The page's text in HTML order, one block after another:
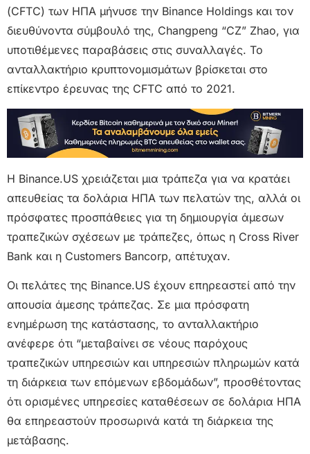
(CFTC) των ΗΠΑ μήνυσε την Binance Holdings και τον
διευθύνοντα σύμβουλό της, Changpeng “CZ” Zhao, για
υποτιθέμενες παραβάσεις στις συναλλαγές. Το
ανταλλακτήριο κρυπτονομισμάτων βρίσκεται στο
επίκεντρο έρευνας της CFTC από το 2021.
Η Binance.US χρειάζεται μια τράπεζα για να κρατάει
απευθείας τα δολάρια ΗΠΑ των πελατών της, αλλά οι
πρόσφατες προσπάθειες για τη δημιουργία άμεσων
τραπεζικών σχέσεων με τράπεζες, όπως η Cross River
Bank και η Customers Bancorp, απέτυχαν.
Οι πελάτες της Binance.US έχουν επηρεαστεί από την
απουσία άμεσης τράπεζας. Σε μια πρόσφατη
ενημέρωση της κατάστασης, το ανταλλακτήριο
ανέφερε ότι “μεταβαίνει σε νέους παρόχους
τραπεζικών υπηρεσιών και υπηρεσιών πληρωμών κατά
τη διάρκεια των επόμενων εβδομάδων”, προσθέτοντας
ότι ορισμένες υπηρεσίες καταθέσεων σε δολάρια ΗΠΑ
θα επηρεαστούν προσωρινά κατά τη διάρκεια της
μετάβασης.